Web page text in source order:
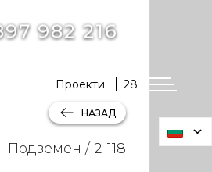
НАЗАД
Подземен / 2-118
Проекти 28
982 216